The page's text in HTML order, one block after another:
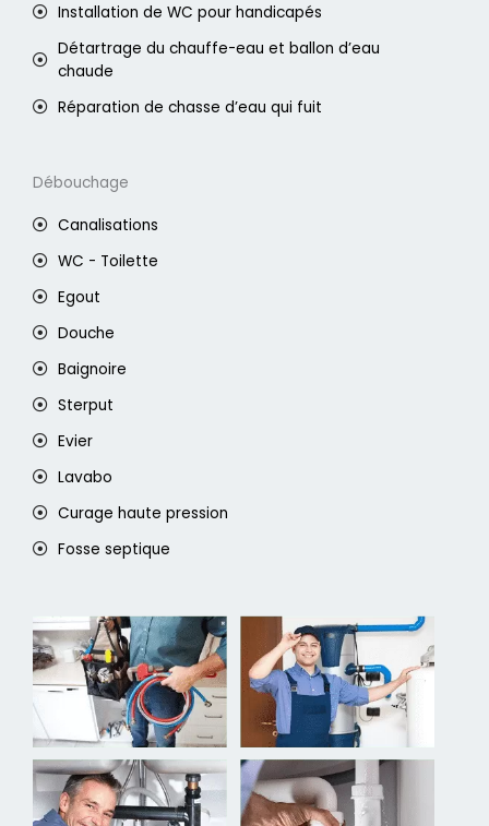
Installation de WC pour handicapés
Détartrage du chauffe-eau et ballon d’eau
chaude
Réparation de chasse d’eau qui fuit
Débouchage
Canalisations
WC - Toilette
Egout
Douche
Baignoire
Sterput
Evier
Lavabo
Curage haute pression
Fosse septique